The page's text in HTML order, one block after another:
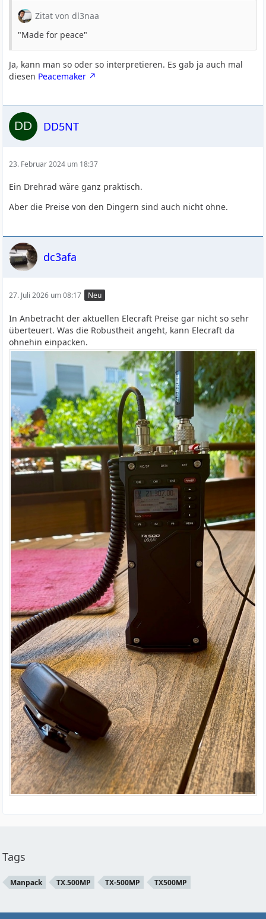
Zitat von dl3naa
"Made for peace"
Ja, kann man so oder so interpretieren. Es gab ja auch mal
diesen Peacemaker
DD5NT
23. Februar 2024 um 18:37
Ein Drehrad wäre ganz praktisch.
Aber die Preise von den Dingern sind auch nicht ohne.
dc3afa
27. Juli 2026 um 08:17 Neu
In Anbetracht der aktuellen Elecraft Preise gar nicht so sehr
überteuert. Was die Robustheit angeht, kann Elecraft da
ohnehin einpacken.
Tags
Manpack TX.500MP TX-500MP TX500MP